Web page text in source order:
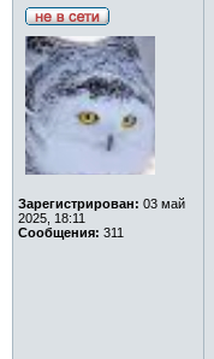
Зарегистрирован: 03 май
2025, 18:11
Сообщения: 311